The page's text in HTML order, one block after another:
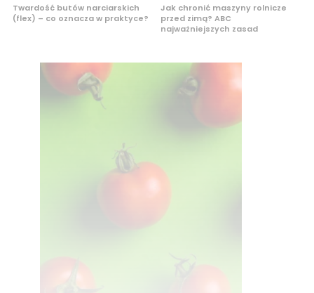
Twardość butów narciarskich
(flex) – co oznacza w praktyce?
Jak chronić maszyny rolnicze
przed zimą? ABC
najważniejszych zasad